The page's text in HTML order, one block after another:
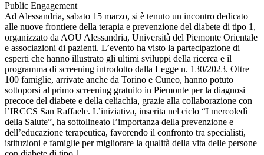
Public Engagement
Ad Alessandria, sabato 15 marzo, si è tenuto un incontro dedicato
alle nuove frontiere della terapia e prevenzione del diabete di tipo 1,
organizzato da AOU Alessandria, Università del Piemonte Orientale
e associazioni di pazienti. L’evento ha visto la partecipazione di
esperti che hanno illustrato gli ultimi sviluppi della ricerca e il
programma di screening introdotto dalla Legge n. 130/2023. Oltre
100 famiglie, arrivate anche da Torino e Cuneo, hanno potuto
sottoporsi al primo screening gratuito in Piemonte per la diagnosi
precoce del diabete e della celiachia, grazie alla collaborazione con
l’IRCCS San Raffaele. L’iniziativa, inserita nel ciclo “I mercoledì
della Salute”, ha sottolineato l’importanza della prevenzione e
dell’educazione terapeutica, favorendo il confronto tra specialisti,
istituzioni e famiglie per migliorare la qualità della vita delle persone